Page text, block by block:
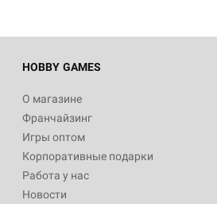
HOBBY GAMES
О магазине
Франчайзинг
Игры оптом
Корпоративные подарки
Работа у нас
Новости
Белая смерть
12 990
Настольная игра Hobby World Ужас
3 490